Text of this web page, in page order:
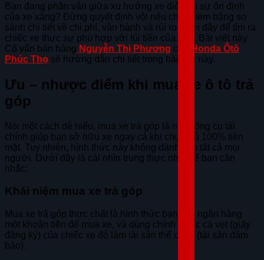
Bạn đang phân vân giữa xu hướng xe điện và sự ổn định
của xe xăng? Đừng quyết định vội nếu chưa xem bảng so
sánh chi tiết về chi phí, vận hành và rủi ro dưới đây để tìm ra
chiếc xe thực sự phù hợp với túi tiền của bạn. Bài viết này
Cố vấn bán hàng Nguyễn Thị Phương của
Honda Ôtô
Phúc Thọ sẽ hướng dẫn chi tiết trong bài viết này.
Ưu – nhược điểm khi mua xe ô tô trả
góp
Nói một cách dễ hiểu, mua xe trả góp là một công cụ tài
chính giúp bạn sở hữu xe ngay cả khi chưa đủ 100% tiền
mặt. Tuy nhiên, hình thức này không dành cho tất cả mọi
người. Dưới đây là cái nhìn trung thực nhất để bạn cân
nhắc:
Khái niệm mua xe trả góp
Mua xe trả góp thực chất là hình thức bạn vay ngân hàng
một khoản tiền để mua xe, và dùng chính chiếc cà vẹt (giấy
đăng ký) của chiếc xe đó làm tài sản thế chấp (tài sản đảm
bảo).